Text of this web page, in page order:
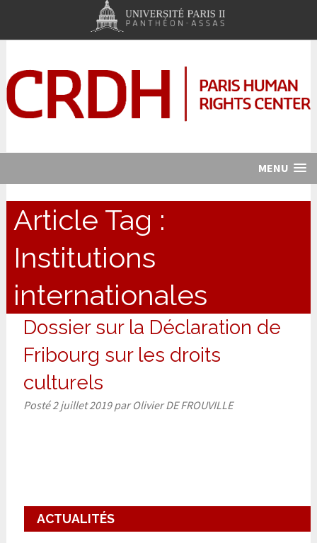
MENU
Article Tag :
Institutions
internationales
Dossier sur la Déclaration de
Fribourg sur les droits
culturels
Posté2 juillet 2019 par Olivier DE FROUVILLE
ACTUALITÉS